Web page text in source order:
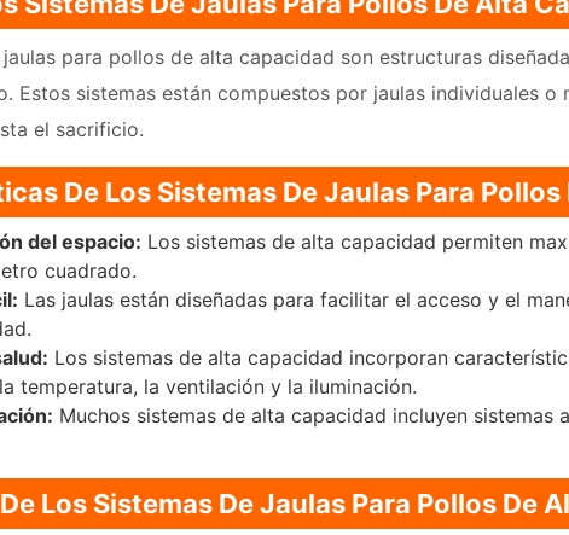
para pollos de alta capacidad son estructuras
Estos sistemas están compuestos por jaulas individuales
el sacrificio.
De Los Sistemas De Jaulas Para
del espacio: Los sistemas de alta capacidad permiten
cuadrado.
Las jaulas están diseñadas para facilitar el acceso y el
Los sistemas de alta capacidad incorporan
temperatura, la ventilación y la iluminación.
Muchos sistemas de alta capacidad incluyen
Los Sistemas De Jaulas Para Pollos De